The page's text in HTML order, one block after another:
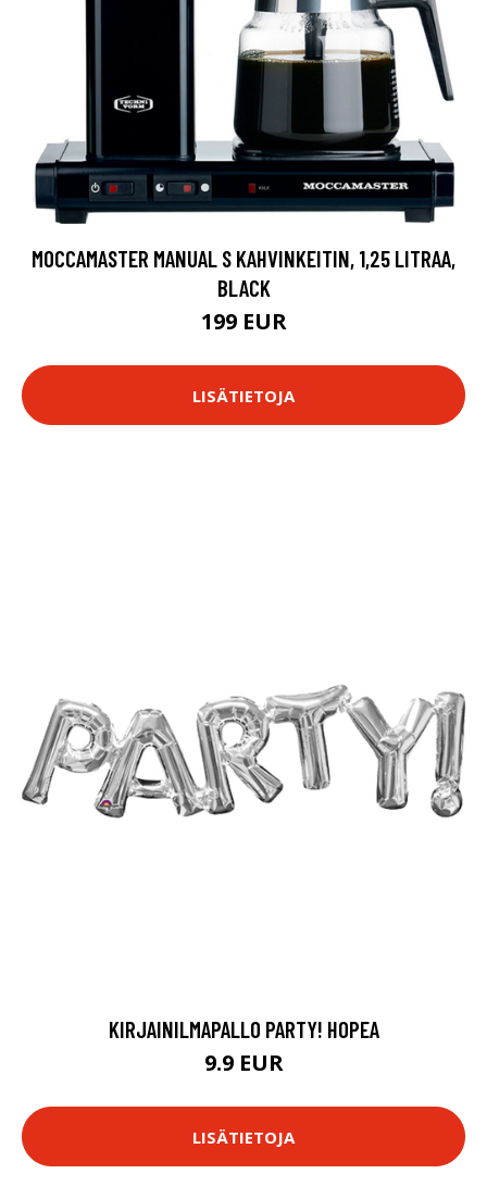
MOCCAMASTER MANUAL S KAHVINKEITIN, 1,25 LITRAA,
BLACK
199 EUR
LISÄTIETOJA
KIRJAINILMAPALLO PARTY! HOPEA
9.9 EUR
LISÄTIETOJA